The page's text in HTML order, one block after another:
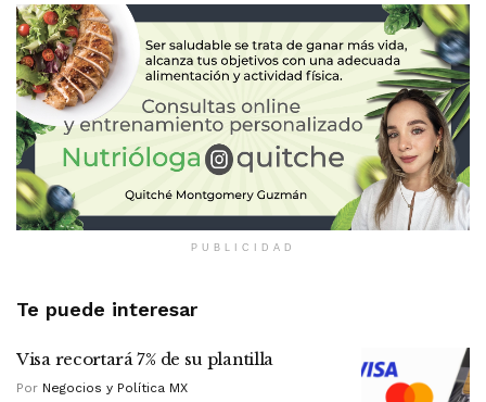
PUBLICIDAD
Te puede interesar
Visa recortará 7% de su plantilla
Por Negocios y Política MX